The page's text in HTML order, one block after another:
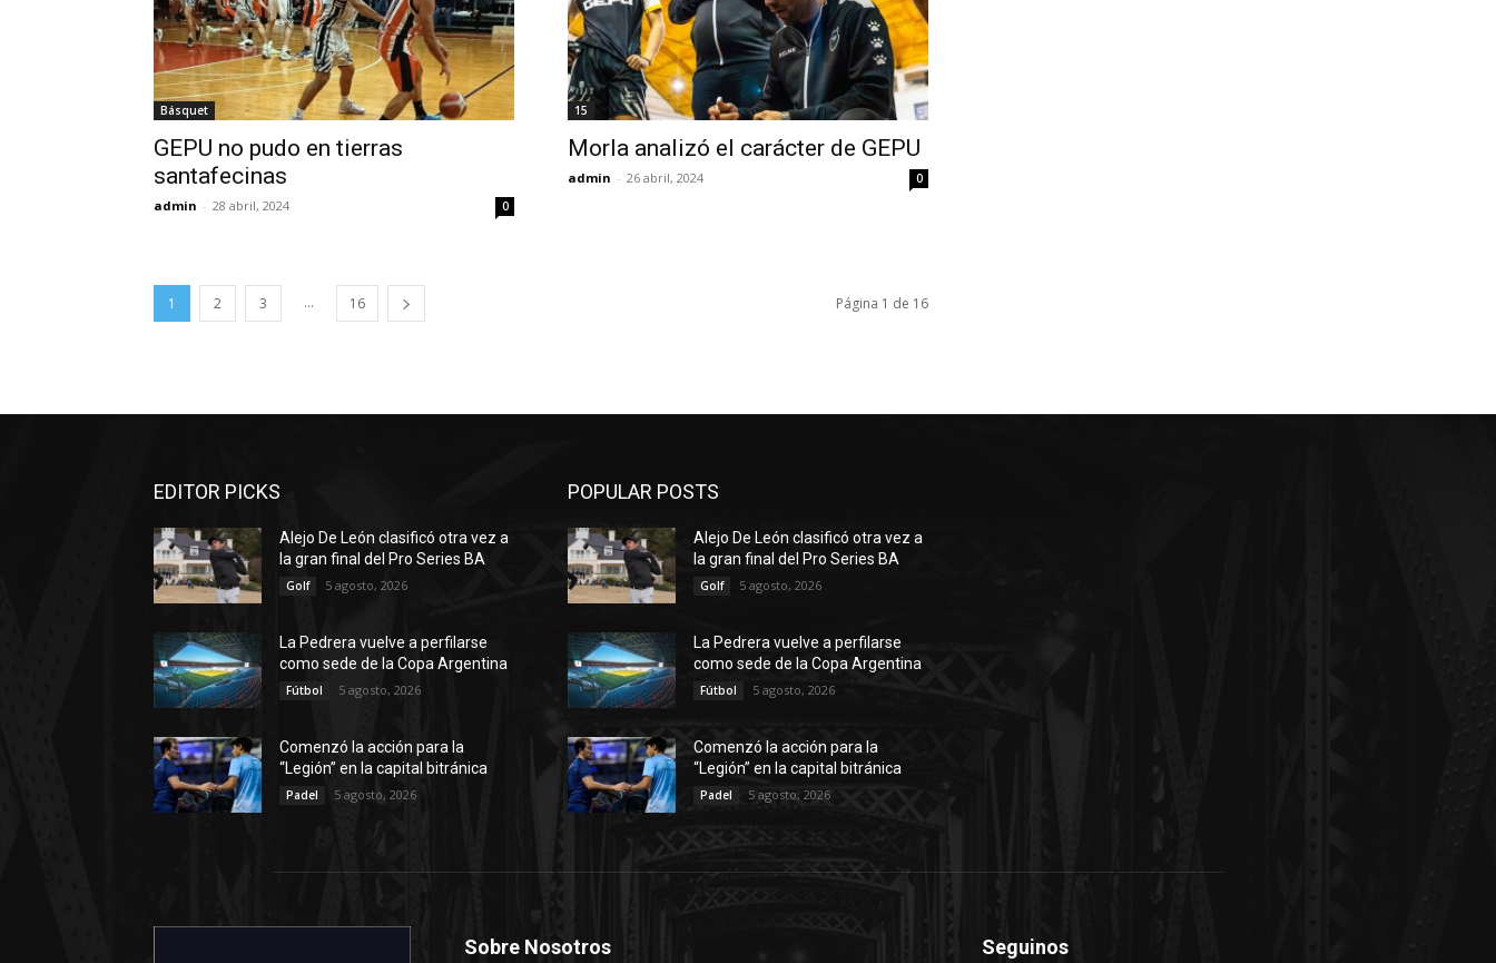
Básquet
GEPU no pudo en tierras
santafecinas
admin - 28 abril, 2024 0
15
Morla analizó el carácter de GEPU
admin - 26 abril, 2024 0
1 2 3 ... 16 Página 1 de 16
EDITOR PICKS
Alejo De León clasificó otra vez a
la gran final del Pro Series BA
Golf 5 agosto, 2026
La Pedrera vuelve a perfilarse
como sede de la Copa Argentina
Fútbol 5 agosto, 2026
Comenzó la acción para la
“Legión” en la capital bitránica
Padel 5 agosto, 2026
POPULAR POSTS
Alejo De León clasificó otra vez a
la gran final del Pro Series BA
Golf 5 agosto, 2026
La Pedrera vuelve a perfilarse
como sede de la Copa Argentina
Fútbol 5 agosto, 2026
Comenzó la acción para la
“Legión” en la capital bitránica
Padel 5 agosto, 2026
Sobre Nosotros Seguinos